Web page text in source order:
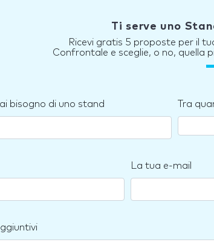
Ti serve uno
Ricevi gratis 5 proposte per il
Confrontale e sceglie, o no, quella
bisogno di uno stand Tra
La tua e-mail